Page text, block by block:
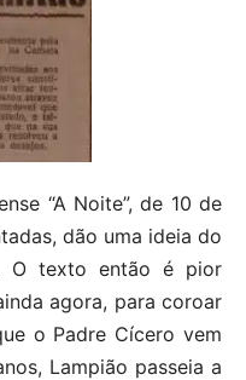
“A Noite”, de 10 de
dão uma ideia do
O texto então é pior
agora, para coroar
o Padre Cícero vem
Lampião passeia a